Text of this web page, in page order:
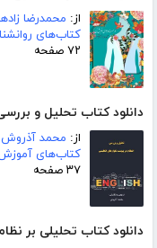
از: محمدرضا
کتاب‌های
۷۲ صفحه
دانلود کتاب تحلیل و
از: محمد آذروش
کتاب‌های
۳۷ صفحه
دانلود کتاب تحلیلی بر